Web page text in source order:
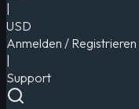
USD
Anmelden / Registrieren
Support